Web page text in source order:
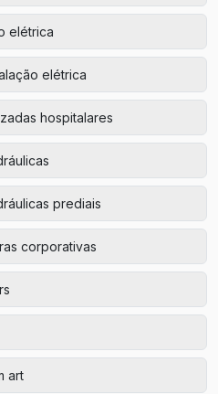
elétrica
elétrica
hospitalares
prediais
corporativas
art